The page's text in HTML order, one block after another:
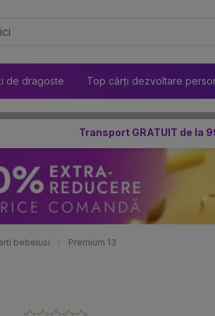
de dragoste Top cărți dezvoltare
Transport GRATUIT de la
bebelusi Premium 13